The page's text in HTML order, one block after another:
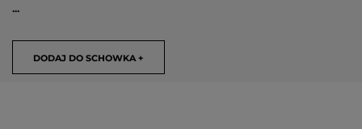
...
DODAJ DO SCHOWKA +